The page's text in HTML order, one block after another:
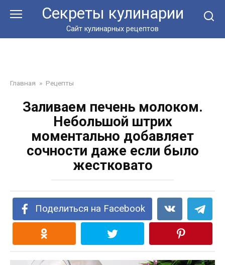
Секреты кулинарии
Сайт кулинарных рецептов
Главная » Рецепты
Заливаем печень молоком.
Небольшой штрих
моментально добавляет
сочности даже если было
жестковато
Поделиться на Facebook